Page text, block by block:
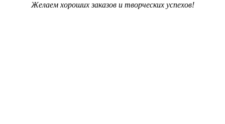
Желаем хороших заказов и творческих успехов!